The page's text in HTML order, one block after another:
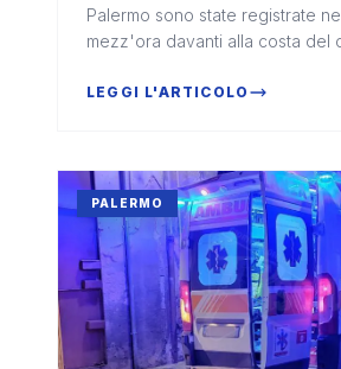
Palermo sono state registrate
mezz'ora davanti alla costa del
non avrebbero pro...
LEGGI L'ARTICOLO
PALERMO